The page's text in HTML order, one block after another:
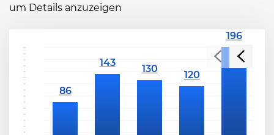
um Details anzuzeigen